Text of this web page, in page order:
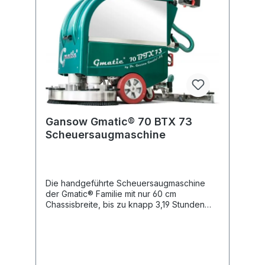
GANSOW GMATIC
Gansow Gmatic® 70 BTX 73
Scheuersaugmaschine
Die handgeführte Scheuersaugmaschine
der Gmatic® Familie mit nur 60 cm
Chassisbreite, bis zu knapp 3,19 Stunden